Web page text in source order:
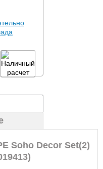
Soho Decor Set(2)